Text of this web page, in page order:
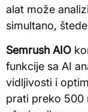
alat može
simultano,
Semrush AIO
funkcije sa AI
vidljivosti i
prati preko 500